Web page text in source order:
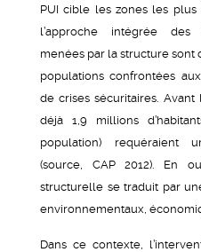
PUI cible les zones les
l’approche intégrée des
menées par la structure
populations confrontées
de crises sécuritaires. Avant
déjà 1,9 millions
population) requéraient
(source, CAP 2012). En
structurelle se traduit par
environnementaux,
Dans ce contexte,